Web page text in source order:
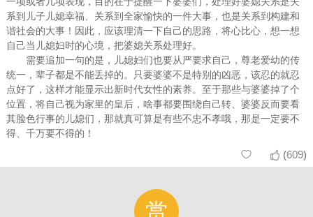
系到儿子儿媳幸福、关系到全家愉快的一件大事，也是关系到构建和
谐社会的大事！因此，应该理清一下自己的思路，将心比心，想一想
自己当儿媳妇时的心境，把婆媳关系处理好。
需要追加一句的是，儿媳妇们也要从严要求自己，尊老爱幼的传
统一，辈子都是不能丢掉的。只要婆婆不是特别的凶恶，该忍的就忍
点好了，这样才能显示出新时代女性的素养。至于那些与婆婆掉了个
位置，将自己视为家里的皇后，啥事都要围绕自己转、婆婆反而要看
其脸色行事的儿媳们，那就真可算是有些不忠不孝哦，那是一定要不
得、千万要不得的！
 (609)

赏